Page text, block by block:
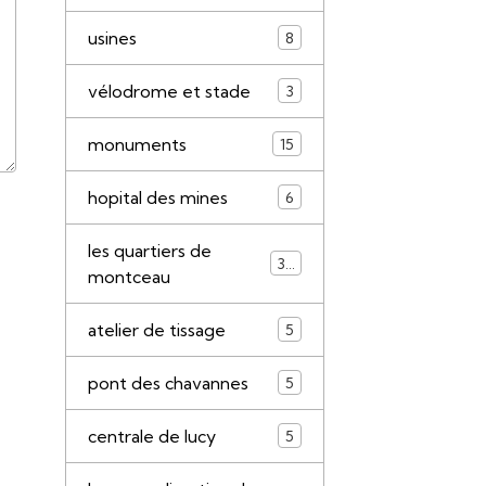
usines 8
vélodrome et stade 3
monuments 15
hopital des mines 6
les quartiers de
montceau
34
atelier de tissage 5
pont des chavannes 5
centrale de lucy 5